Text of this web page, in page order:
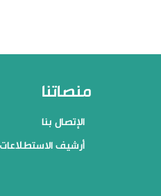
منصاتنا
الإتصال بنا
أرشيف الاستطلاعات